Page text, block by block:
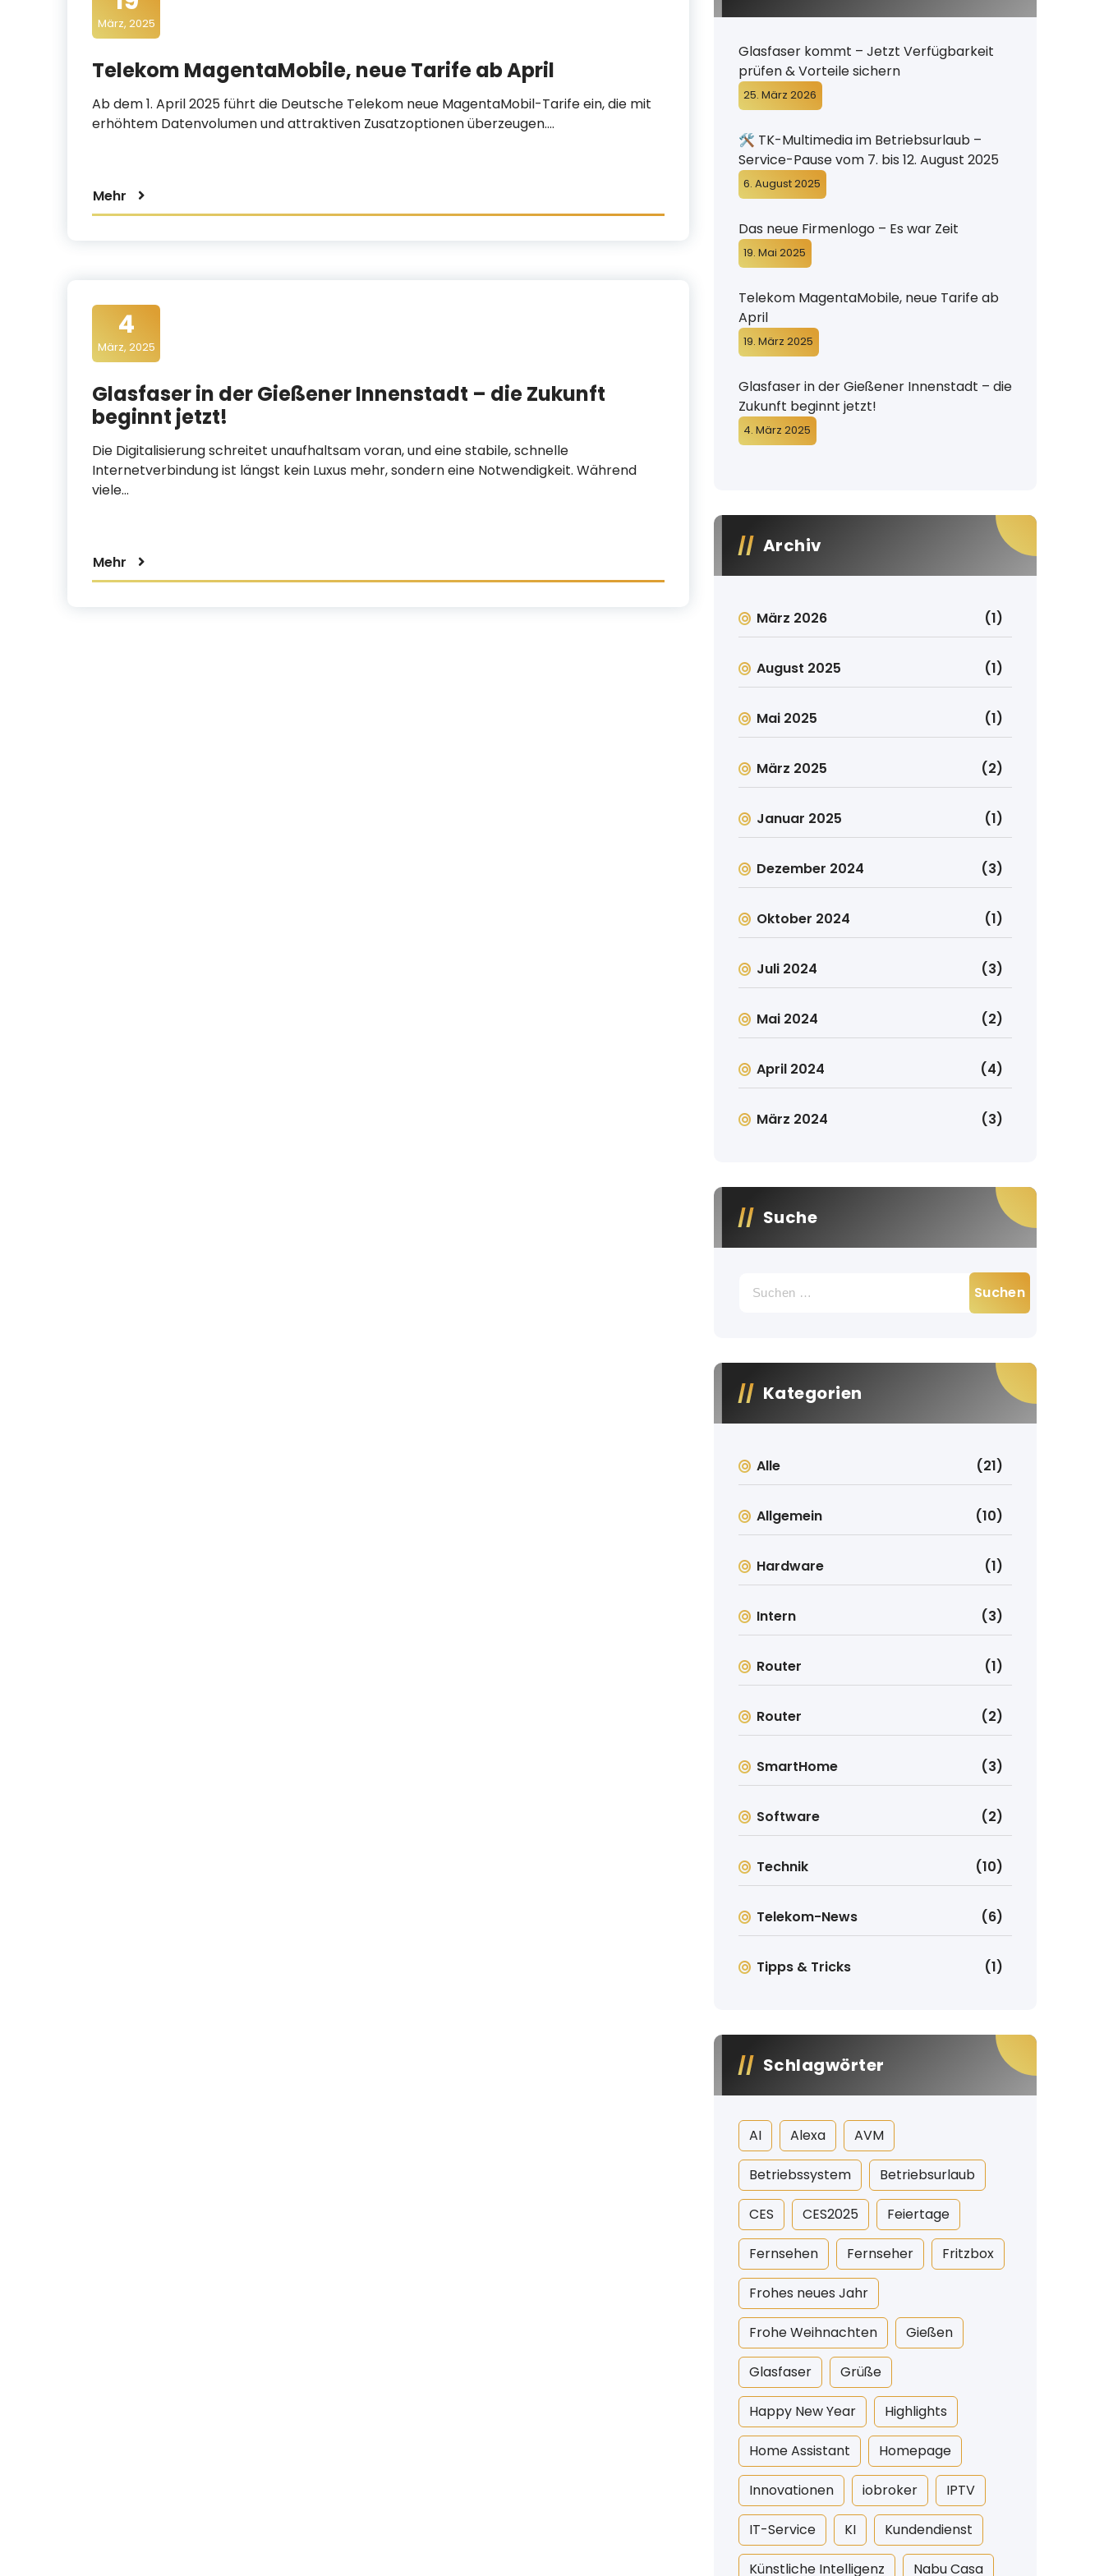
i
m
e
d
a
März, 2025
Telekom MagentaMobile, neue Tarife ab April
Ab dem 1. April 2025 führt die Deutsche Telekom neue MagentaMobil-Tarife ein, die mit
erhöhtem Datenvolumen und attraktiven Zusatzoptionen überzeugen.…
Mehr
4
März, 2025
Glasfaser in der Gießener Innenstadt – die Zukunft
beginnt jetzt!
Die Digitalisierung schreitet unaufhaltsam voran, und eine stabile, schnelle
Internetverbindung ist längst kein Luxus mehr, sondern eine Notwendigkeit. Während
viele…
Mehr
Glasfaser kommt – Jetzt Verfügbarkeit
prüfen & Vorteile sichern
25. März 2026
🛠️ TK-Multimedia im Betriebsurlaub –
Service-Pause vom 7. bis 12. August 2025
6. August 2025
Das neue Firmenlogo – Es war Zeit
19. Mai 2025
Telekom MagentaMobile, neue Tarife ab
April
19. März 2025
Glasfaser in der Gießener Innenstadt – die
Zukunft beginnt jetzt!
4. März 2025
Archiv
März 2026 (1)
August 2025 (1)
Mai 2025 (1)
März 2025 (2)
Januar 2025 (1)
Dezember 2024 (3)
Oktober 2024 (1)
Juli 2024 (3)
Mai 2024 (2)
April 2024 (4)
März 2024 (3)
Suche
nach:
Kategorien
Alle (21)
Allgemein (10)
Hardware (1)
Intern (3)
Router (1)
Router (2)
SmartHome (3)
Software (2)
Technik (10)
Telekom-News (6)
Tipps & Tricks (1)
Schlagwörter
AI Alexa AVM
Betriebssystem Betriebsurlaub
CES CES2025 Feiertage
Fernsehen Fernseher Fritzbox
Frohes neues Jahr
Frohe Weihnachten Gießen
Glasfaser Grüße
Happy New Year Highlights
Home Assistant Homepage
Innovationen iobroker IPTV
IT-Service KI Kundendienst
Künstliche Intelligenz Nabu Casa